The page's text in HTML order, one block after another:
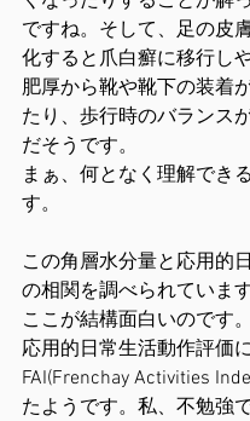
ですね。そして、足の皮
化すると爪白癬に移行し
肥厚から靴や靴下の装着
たり、歩行時のバランス
だそうです。
まぁ、何となく理解でき
す。
この角層水分量と応用的
の相関を調べられています
ここが結構面白いのです。
応用的日常生活動作評価
FAI(Frenchay Activities
たようです。私、不勉強